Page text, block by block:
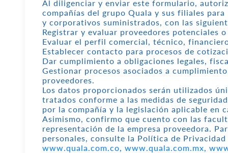
Al diligenciar y enviar este formulario,
compañías del grupo Quala y sus filiales
y corporativos suministrados, con las
Registrar y evaluar proveedores potenciales
Evaluar el perfil comercial, técnico,
Establecer contacto para procesos de
Dar cumplimiento a obligaciones legales,
Gestionar procesos asociados a
proveedores.
Los datos proporcionados serán utilizados
tratados conforme a las medidas de
por la compañía y la legislación aplicable en
Asimismo, confirmo que cuento con las
representación de la empresa proveedora. Para mayor información sobre el tratamiento de datos
personales, consulte la Política de
www.quala.com.co, www.quala.com.mx,